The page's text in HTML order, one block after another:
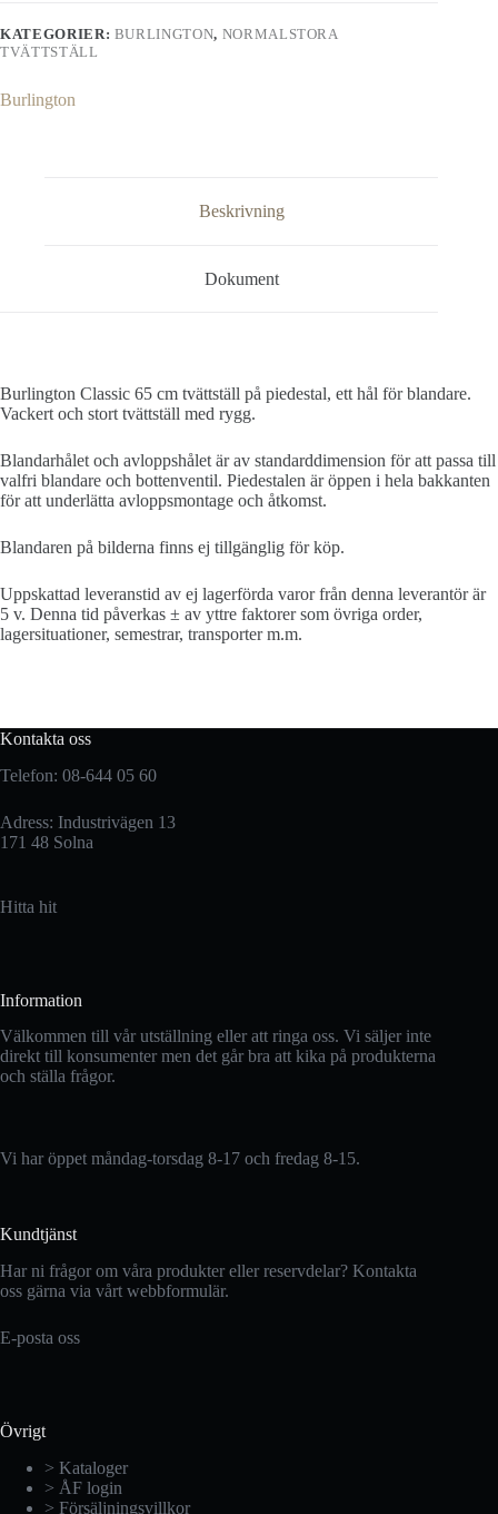
KATEGORIER: BURLINGTON, NORMALSTORA
TVÄTTSTÄLL
Burlington
Beskrivning
Dokument
Burlington Classic 65 cm tvättställ på piedestal, ett hål för blandare.
Vackert och stort tvättställ med rygg.
Blandarhålet och avloppshålet är av standarddimension för att passa till
valfri blandare och bottenventil. Piedestalen är öppen i hela bakkanten
för att underlätta avloppsmontage och åtkomst.
Blandaren på bilderna finns ej tillgänglig för köp.
Uppskattad leveranstid av ej lagerförda varor från denna leverantör är
5 v. Denna tid påverkas ± av yttre faktorer som övriga order,
lagersituationer, semestrar, transporter m.m.
Kontakta oss
Telefon: 08-644 05 60
Adress: Industrivägen 13
171 48 Solna
Hitta hit
Information
Välkommen till vår utställning eller att ringa oss. Vi säljer inte
direkt till konsumenter men det går bra att kika på produkterna
och ställa frågor.
Vi har öppet måndag-torsdag 8-17 och fredag 8-15.
Kundtjänst
Har ni frågor om våra produkter eller reservdelar? Kontakta
oss gärna via vårt webbformulär.
E-posta oss
Övrigt
> Kataloger
> ÅF login
> Försäljningsvillkor